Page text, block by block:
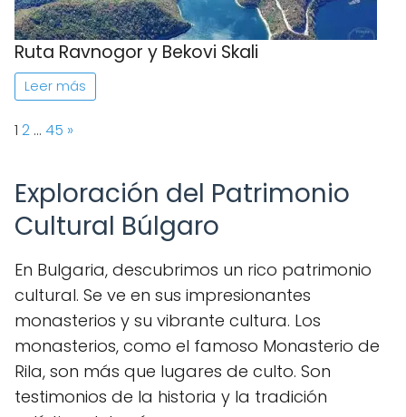
Ruta Ravnogor y Bekovi Skali
Leer más
Page:
1 2 … 45 Next
»
Exploración del Patrimonio
Cultural Búlgaro
En Bulgaria, descubrimos un rico patrimonio
cultural. Se ve en sus impresionantes
monasterios y su vibrante cultura. Los
monasterios, como el famoso Monasterio de
Rila, son más que lugares de culto. Son
testimonios de la historia y la tradición